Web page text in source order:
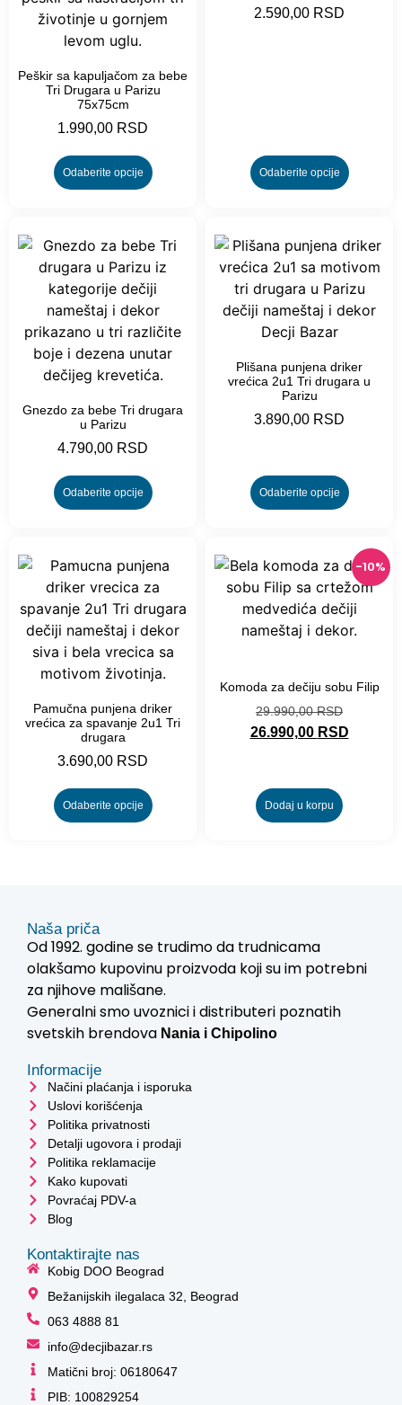
Peškir sa kapuljačom za bebe
Tri Drugara u Parizu
75x75cm
1.990,00 RSD
Odaberite opcije
2.590,00 RSD
Odaberite opcije
Gnezdo za bebe Tri drugara
u Parizu
4.790,00 RSD
Odaberite opcije
Plišana punjena driker
vrećica 2u1 Tri drugara u
Parizu
3.890,00 RSD
Odaberite opcije
Pamučna punjena driker
vrećica za spavanje 2u1 Tri
drugara
3.690,00 RSD
Odaberite opcije
-10%
Komoda za dečiju sobu Filip
29.990,00RSD
26.990,00 RSD
Dodaj u korpu
Naša priča
Od 1992. godine se trudimo da trudnicama
olakšamo kupovinu proizvoda koji su im potrebni
za njihove mališane.
Generalni smo uvoznici i distributeri poznatih
svetskih brendova Nania i Chipolino
Informacije
Načini plaćanja i isporuka
Uslovi korišćenja
Politika privatnosti
Detalji ugovora i prodaji
Politika reklamacije
Kako kupovati
Povraćaj PDV-a
Blog
Kontaktirajte nas
Kobig DOO Beograd
Bežanijskih ilegalaca 32, Beograd
063 4888 81
info@decjibazar.rs
Matični broj: 06180647
PIB: 100829254